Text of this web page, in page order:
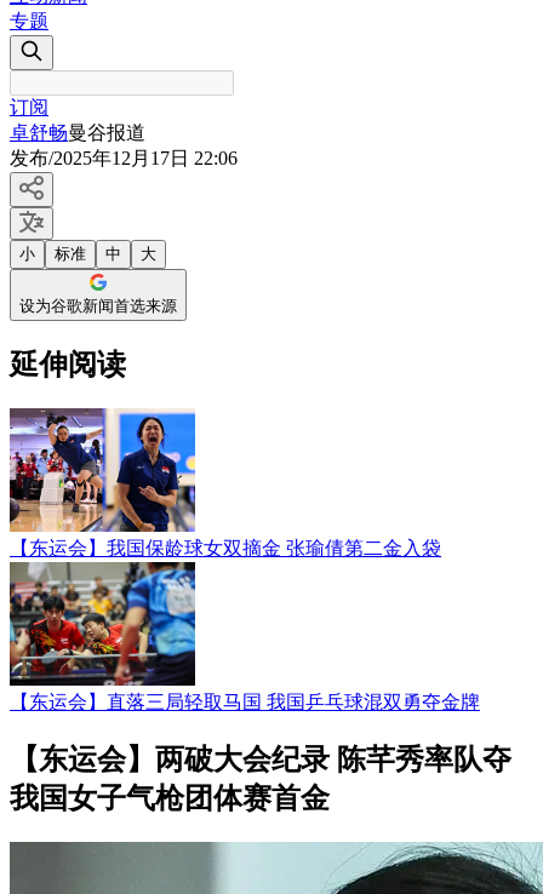
专题
订阅
卓舒畅曼谷报道
发布/2025年12月17日 22:06
小 标准 中 大
设为谷歌新闻首选来源
延伸阅读
【东运会】我国保龄球女双摘金 张瑜倩第二金入袋
【东运会】直落三局轻取马国 我国乒乓球混双勇夺金牌
【东运会】两破大会纪录 陈芊秀率队夺
我国女子气枪团体赛首金